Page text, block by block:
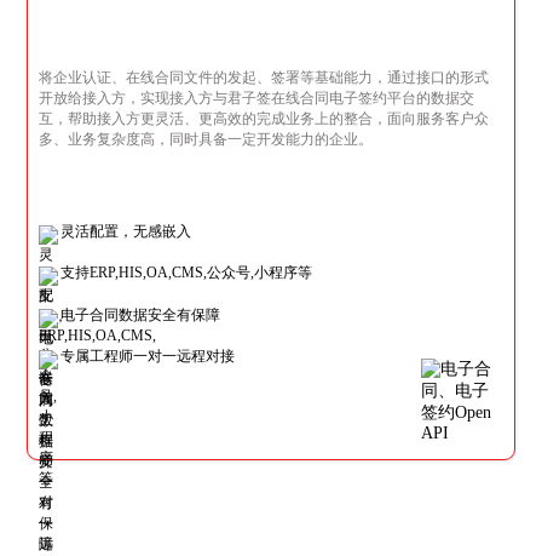
将企业认证、在线合同文件的发起、签署等基础能力，通过接口的形式
开放给接入方，实现接入方与君子签在线合同电子签约平台的数据交
互，帮助接入方更灵活、更高效的完成业务上的整合，面向服务客户众
多、业务复杂度高，同时具备一定开发能力的企业。
灵活配置，无感嵌入
支持ERP,HIS,OA,CMS,公众号,小程序等
电子合同数据安全有保障
专属工程师一对一远程对接